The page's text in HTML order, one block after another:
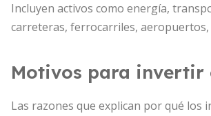
Incluyen activos como energía,
carreteras, ferrocarriles,
Motivos para invertir
Las razones que explican por qué los